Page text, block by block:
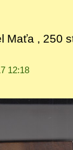
Maťa , 250
12:18